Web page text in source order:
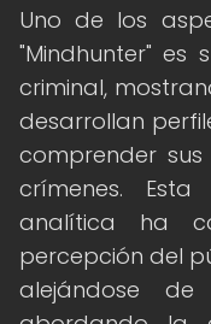
Uno de los
"Mindhunter" es
criminal,
desarrollan
comprender
crímenes.
analítica ha
percepción del
alejándose de